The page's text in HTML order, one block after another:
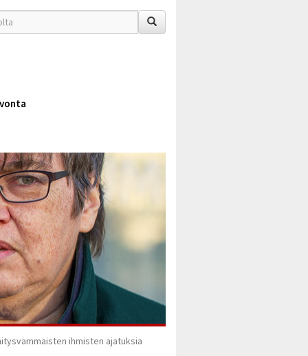
ihmisten ajatuksia